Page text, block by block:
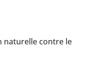
naturelle contre le